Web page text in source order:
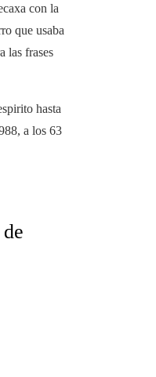
con la
que usaba
las frases
hasta
a los 63